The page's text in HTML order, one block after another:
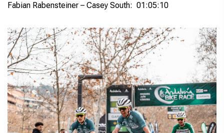
Fabian Rabensteiner – Casey South: 01:05:10